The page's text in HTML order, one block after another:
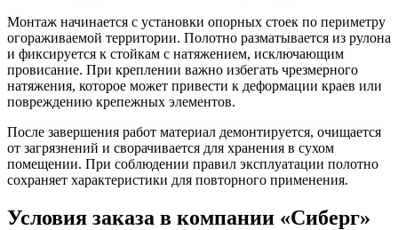
Монтаж начинается с установки опорных стоек по периметру
огораживаемой территории. Полотно разматывается из рулона
и фиксируется к стойкам с натяжением, исключающим
провисание. При креплении важно избегать чрезмерного
натяжения, которое может привести к деформации краев или
повреждению крепежных элементов.
После завершения работ материал демонтируется, очищается
от загрязнений и сворачивается для хранения в сухом
помещении. При соблюдении правил эксплуатации полотно
сохраняет характеристики для повторного применения.
Условия заказа в компании «Сиберг»